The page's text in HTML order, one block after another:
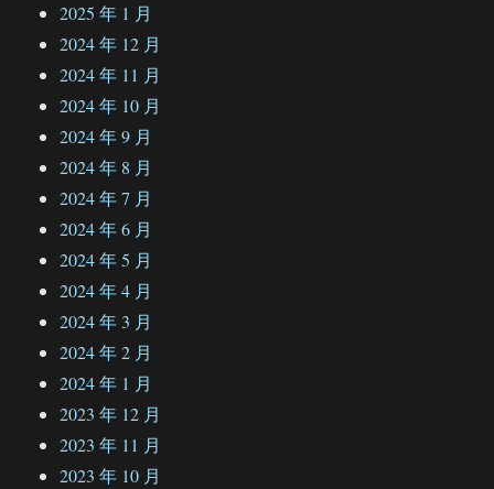
2025 年 1 月
2024 年 12 月
2024 年 11 月
2024 年 10 月
2024 年 9 月
2024 年 8 月
2024 年 7 月
2024 年 6 月
2024 年 5 月
2024 年 4 月
2024 年 3 月
2024 年 2 月
2024 年 1 月
2023 年 12 月
2023 年 11 月
2023 年 10 月